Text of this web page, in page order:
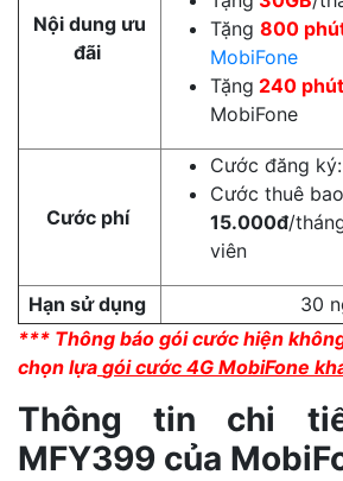
Nội dung ưu
đãi
Tặng 800
MobiFone
Tặng 240 phút
MobiFone
Cước phí
Cước đăng ký:
Cước thuê
15.000đ/
viên
Hạn sử dụng
30
*** Thông báo gói cước hiện
chọn lựa gói cước 4G MobiFone
Thông tin chi
MFY399 của